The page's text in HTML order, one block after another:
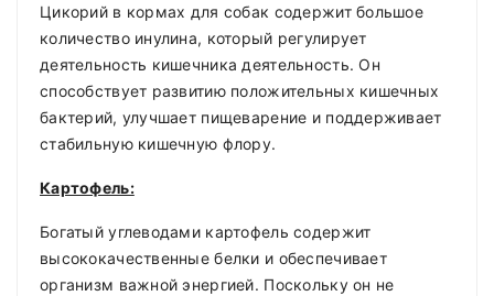
Цикорий в кормах для собак содержит большое
количество инулина, который регулирует
деятельность кишечника деятельность. Он
способствует развитию положительных кишечных
бактерий, улучшает пищеварение и поддерживает
стабильную кишечную флору.
Картофель:
Богатый углеводами картофель содержит
высококачественные белки и обеспечивает
организм важной энергией. Поскольку он не